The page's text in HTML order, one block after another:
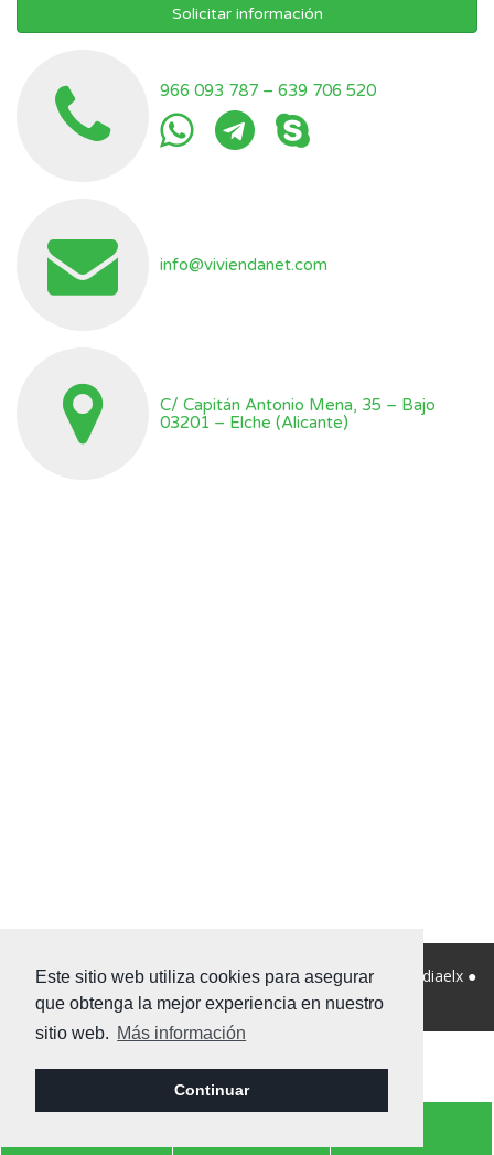
Este sitio web utiliza cookies para asegurar
que obtenga la mejor experiencia en nuestro
sitio web. Más información
Continuar
Solicitar información
966 093 787 – 639 706 520
info@viviendanet.com
C/ Capitán Antonio Mena, 35 – Bajo
03201 – Elche (Alicante)
© 2026 Viviendanet Asesores Inmobiliarios ● Diseño: Mediaelx ●
Nota legal●Privacidad● Mapa Web